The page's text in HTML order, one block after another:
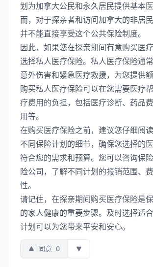
划为加拿大公民和永久居民提供基本
而，对于探亲者和访问加拿大的非居
并不能直接享受这个公共保险制度。
因此，如果您在探亲期间有意购买医
选择私人医疗保险。私人医疗保险通常
意外伤害和紧急医疗救援，为您提供额
购买私人医疗保险可以在您需要医疗
疗费用的负担，包括医疗诊断、药品
用等。
在购买医疗保险之前，建议您仔细阅
不同保险计划的细节，确保您选择的
符合您的需求和预算。您可以咨询保
险公司，了解不同计划的报销范围、
性。
请记住，在探亲期间购买医疗保险是
的家人健康的重要步骤。及时选择适
计划可以为您带来平安和安心。
同意 0